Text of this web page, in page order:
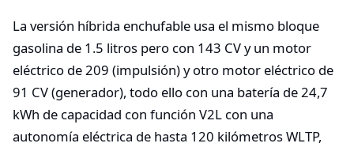
La versión híbrida enchufable usa el mismo bloque
gasolina de 1.5 litros pero con 143 CV y un motor
eléctrico de 209 (impulsión) y otro motor eléctrico de
91 CV (generador), todo ello con una batería de 24,7
kWh de capacidad con función V2L con una
autonomía eléctrica de hasta 120 kilómetros WLTP,